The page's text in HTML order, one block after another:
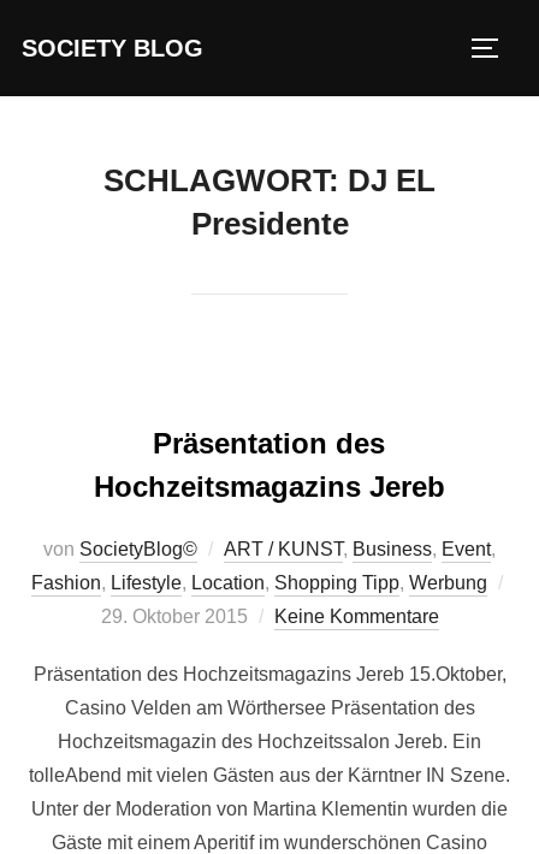
InhaltSOCIETY BLOG
SCHLAGWORT: DJ EL
Presidente
Präsentation des
Hochzeitsmagazins Jereb
von SocietyBlog© ART / KUNST, Business, Event,
Fashion, Lifestyle, Location, Shopping Tipp, Werbung
29. Oktober 2015 Keine Kommentare
Präsentation des Hochzeitsmagazins Jereb 15.Oktober,
Casino Velden am Wörthersee Präsentation des
Hochzeitsmagazin des Hochzeitssalon Jereb. Ein
tolleAbend mit vielen Gästen aus der Kärntner IN Szene.
Unter der Moderation von Martina Klementin wurden die
Gäste mit einem Aperitif im wunderschönen Casino